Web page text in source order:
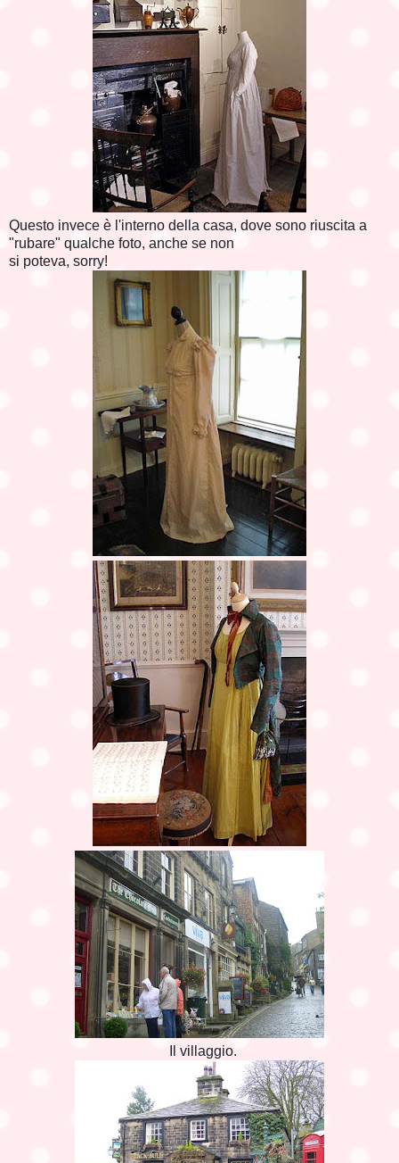
Questo invece è l'interno della casa, dove sono riuscita a
"rubare" qualche foto, anche se non
si poteva, sorry!
Il villaggio.